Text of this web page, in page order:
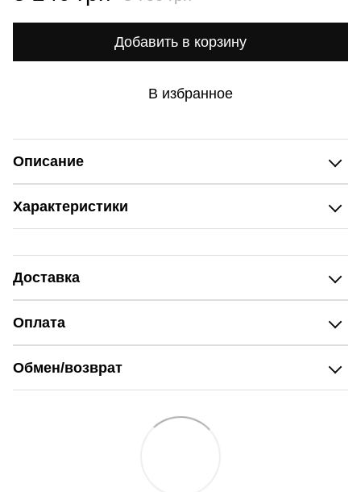
Добавить в корзину
В избранное
Описание
Характеристики
Доставка
Оплата
Обмен/возврат